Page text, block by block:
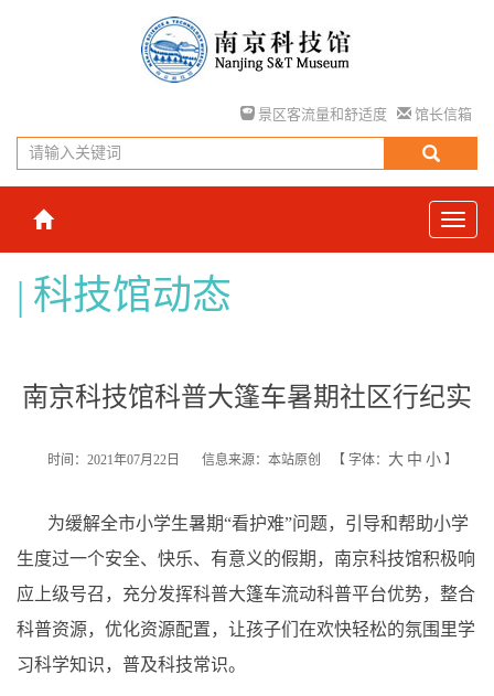
景区客流量和舒适度 馆长信箱
科技馆动态
南京科技馆科普大篷车暑期社区行纪实
时间：2021年07月22日 信息来源：本站原创 【 字体： 大 中 小 】
为缓解全市小学生暑期“看护难”问题，引导和帮助小学
生度过一个安全、快乐、有意义的假期，南京科技馆积极响
应上级号召，充分发挥科普大篷车流动科普平台优势，整合
科普资源，优化资源配置，让孩子们在欢快轻松的氛围里学
习科学知识，普及科技常识。